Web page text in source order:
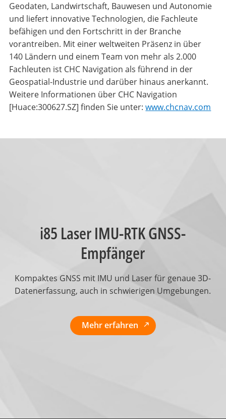
Geodaten, Landwirtschaft, Bauwesen und Autonomie
und liefert innovative Technologien, die Fachleute
befähigen und den Fortschritt in der Branche
vorantreiben. Mit einer weltweiten Präsenz in über
140 Ländern und einem Team von mehr als 2.000
Fachleuten ist CHC Navigation als führend in der
Geospatial-Industrie und darüber hinaus anerkannt.
Weitere Informationen über CHC Navigation
[Huace:300627.SZ] finden Sie unter:www.chcnav.com
i85 Laser IMU-RTK GNSS-
Empfänger
Kompaktes GNSS mit IMU und Laser für genaue 3D-
Datenerfassung, auch in schwierigen Umgebungen.
Mehr erfahren